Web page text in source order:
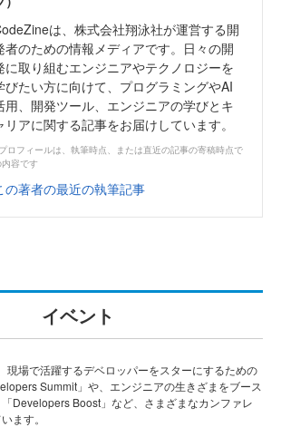
は、株式会社翔泳社が運営する開
者のための情報メディアです。日々の開
に取り組むエンジニアやテクノロジーを
びたい方に向けて、プログラミングやAI
用、開発ツール、エンジニアの学びとキ
リアに関する記事をお届けしています。
ロフィールは、執筆時点、または直近の記事の寄稿時点で
容です
の著者の最近の執筆記事
イベント
現場で活躍するデベロッパーをスターにするための
Summit」や、エンジニアの生きざまをブース
Developers Boost」など、さまざまなカンファレ
ます。